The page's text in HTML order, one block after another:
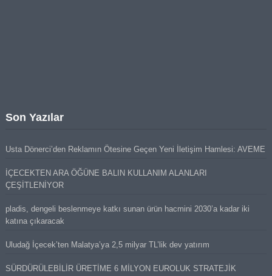
Son Yazılar
Usta Dönerci’den Reklamın Ötesine Geçen Yeni İletişim Hamlesi: AVEME
İÇECEKTEN ARA ÖĞÜNE BALIN KULLANIM ALANLARI
ÇEŞİTLENİYOR
pladis, dengeli beslenmeye katkı sunan ürün hacmini 2030’a kadar iki
katına çıkaracak
Uludağ İçecek’ten Malatya’ya 2,5 milyar TL’lik dev yatırım
SÜRDÜRÜLEBİLİR ÜRETİME 6 MİLYON EUROLUK STRATEJİK